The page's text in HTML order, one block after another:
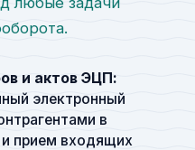
и актов ЭЦП:
электронный
в
прием входящих